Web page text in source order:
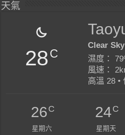
天氣
28C
Clear Sky
濕度：
風速：
高溫 28 •
26C
星期六
24C
星期天